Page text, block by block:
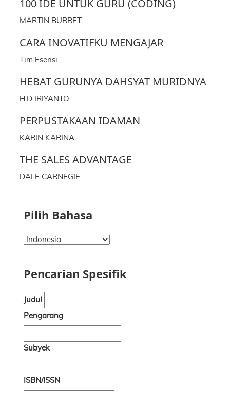
100 IDE UNTUK GURU (CODING)
MARTIN BURRET
CARA INOVATIFKU MENGAJAR
Tim Esensi
HEBAT GURUNYA DAHSYAT MURIDNYA
H.D IRIYANTO
PERPUSTAKAAN IDAMAN
KARIN KARINA
THE SALES ADVANTAGE
DALE CARNEGIE
Pilih Bahasa
Pencarian Spesifik
Judul
Pengarang
Subyek
ISBN/ISSN